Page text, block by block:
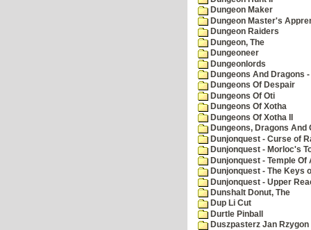
Dungeon Maker
Dungeon Master's
Dungeon Raiders
Dungeon, The
Dungeoneer
Dungeonlords
Dungeons And Dragons
Dungeons Of Despair
Dungeons Of Oti
Dungeons Of Xotha
Dungeons Of Xotha II
Dungeons, Dragons And
Dunjonquest - Curse of
Dunjonquest - Morloc's
Dunjonquest - Temple Of
Dunjonquest - The Keys
Dunjonquest - Upper
Dunshalt Donut, The
Dup Li Cut
Durtle Pinball
Duszpasterz Jan Rzygon